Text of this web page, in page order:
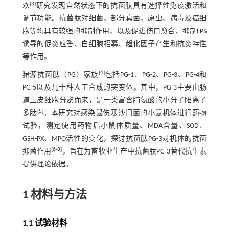
欢[3]研究发现自然状态下的抗菌肽具有选择性免疫激活和
调节功能。抗菌肽对细菌、部分真菌、原虫、病毒及癌细
胞等均具有较强的抑制作用，以及促进伤口愈合、抑制LPS
诱导的促炎应答、白细胞招募、趋化因子产生和抗炎特性
等作用。
猪源抗菌肽（PG）家族[4]包括PG-1、PG-2、PG-3、PG-4和
PG-5以及几十种人工合成的突变体。其中，PG-3主要由肠
道上皮细胞分泌而来，是一类富含脯氨酸的小分子阳离子
多肽[5]。本研究对感染鼠伤寒沙门菌的小鼠机体进行药物
试验，测定使用药物后小鼠体质量、MDA含量、SOD、
GSH-PX、MPO活性的变化，探讨抗菌肽PG-3对机体的抗菌
抑菌作用[6-8] ，旨在为畜牧业生产中抗菌肽PG-3替代抗生素
提供理论依据。
1 材料与方法
1.1 试验材料